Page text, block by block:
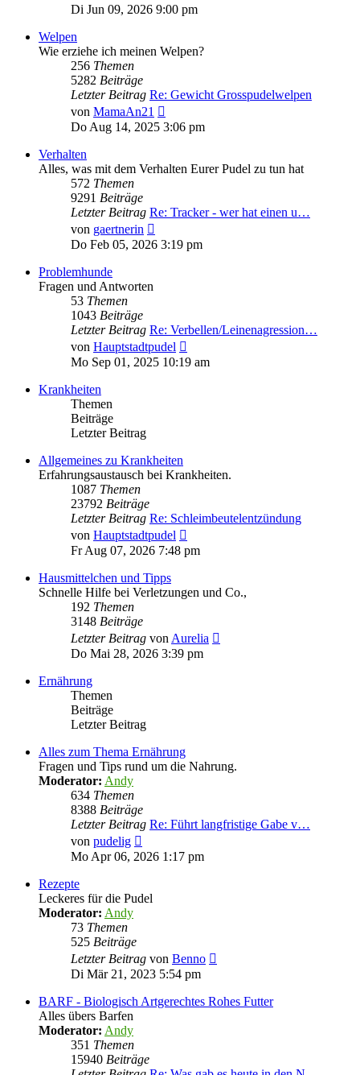
Beitrag
Di Jun 09, 2026 9:00 pm
Welpen
Wie erziehe ich meinen Welpen?
256 Themen
5282 Beiträge
Letzter Beitrag Re: Gewicht Grosspudelwelpen
von MamaAn21
Beitrag
Do Aug 14, 2025 3:06 pm
Verhalten
Alles, was mit dem Verhalten Eurer Pudel zu tun hat
572 Themen
9291 Beiträge
Letzter Beitrag Re: Tracker - wer hat einen u…
von gaertnerin
Beitrag
Do Feb 05, 2026 3:19 pm
Problemhunde
Fragen und Antworten
53 Themen
1043 Beiträge
Letzter Beitrag Re: Verbellen/Leinenagression…
von Hauptstadtpudel
Beitrag
Mo Sep 01, 2025 10:19 am
Krankheiten
Themen
Beiträge
Letzter Beitrag
Allgemeines zu Krankheiten
Erfahrungsaustausch bei Krankheiten.
1087 Themen
23792 Beiträge
Letzter Beitrag Re: Schleimbeutelentzündung
von Hauptstadtpudel
Beitrag
Fr Aug 07, 2026 7:48 pm
Hausmittelchen und Tipps
Schnelle Hilfe bei Verletzungen und Co.,
192 Themen
3148 Beiträge
Letzter Beitrag vonAurelia
Do Mai 28, 2026 3:39 pm
Ernährung
Themen
Beiträge
Letzter Beitrag
Alles zum Thema Ernährung
Fragen und Tips rund um die Nahrung.
Moderator: Andy
634 Themen
8388 Beiträge
Letzter Beitrag Re: Führt langfristige Gabe v…
von pudelig
Beitrag
Mo Apr 06, 2026 1:17 pm
Rezepte
Leckeres für die Pudel
Moderator: Andy
73 Themen
525 Beiträge
Letzter Beitrag von Benno
Di Mär 21, 2023 5:54 pm
BARF - Biologisch Artgerechtes Rohes Futter
Alles übers Barfen
Moderator: Andy
351 Themen
15940 Beiträge